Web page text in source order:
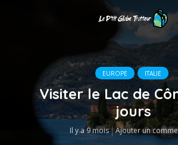
EUROPE ITALIE
Visiter le Lac de
jours
Il y a 9 mois Ajouter un